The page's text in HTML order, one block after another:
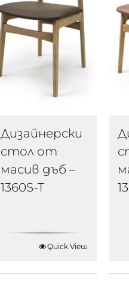
Дизайнерски
стол от
масив дъб –
1360S-T
Quick View